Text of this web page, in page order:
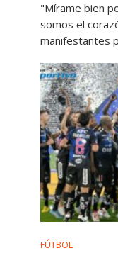
"Mírame bien
somos el
manifestantes
FÚTBOL